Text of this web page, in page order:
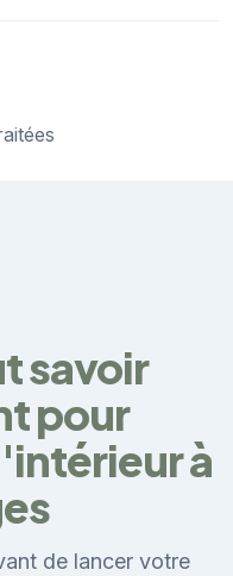
savoir
pour
à
de lancer votre